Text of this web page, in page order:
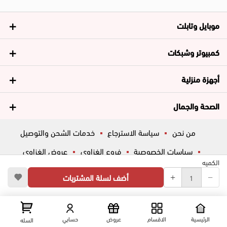
الكميه
أضف لسلة المشتريات
موبايل وتابلت
كمبيوتر وشبكات
أجهزة منزلية
الصحة والجمال
من نحن سياسة الاسترجاع
خدمات الشحن والتوصيل
سياسات الخصوصية
فروع الغزاوي
عروض الغزاوي
المساعدة
ڤاليو أسئلة شائعة
شارع المكاتب, الزقازيق , الشرقية, مصر عرض علي الخريطه الرئيسية الاقسام عروض حسابي السله